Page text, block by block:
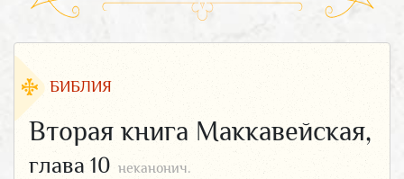
БИБЛИЯ
Вторая книга Маккавейская,
глава 10 неканонич.